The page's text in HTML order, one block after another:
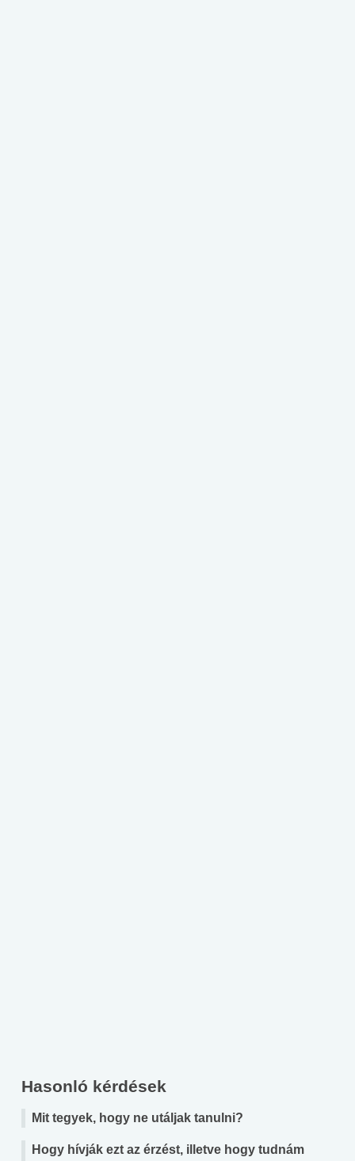
Hasonló kérdések
Mit tegyek, hogy ne utáljak tanulni?
Hogy hívják ezt az érzést, illetve hogy tudnám